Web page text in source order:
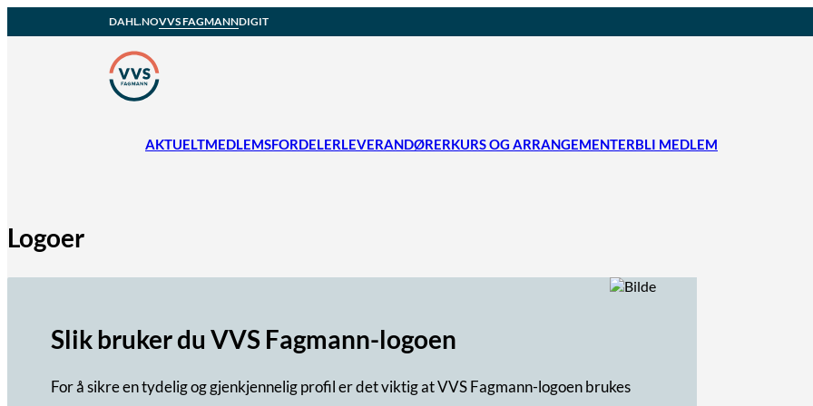
DAHL.NOVVS FAGMANNDIGIT
AKTUELTMEDLEMSFORDELERLEVERANDØRERKURS OG ARRANGEMENTERBLI MEDLEM
Logoer
Slik bruker du VVS Fagmann-logoen
For å sikre en tydelig og gjenkjennelig profil er det viktig at VVS Fagmann-logoen brukes